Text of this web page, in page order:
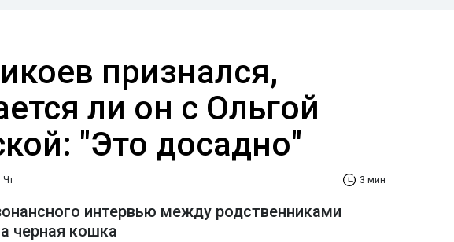
признался,
ли он с Ольгой
"Это досадно"
Чт 3 мин
интервью между родственниками
черная кошка